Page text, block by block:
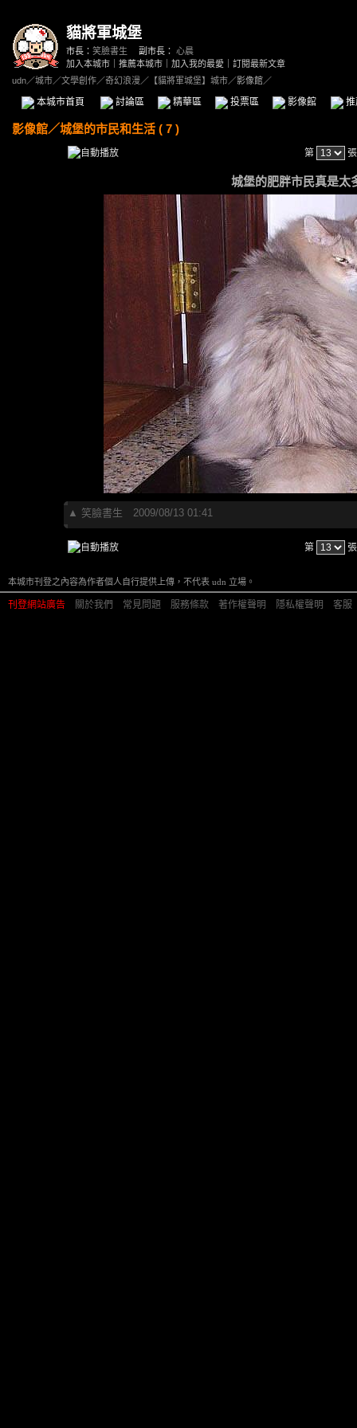
貓將軍城堡
市長： 笑臉書生 副市長： 心晨
加入本城市
推薦本城市 加入我的最愛
訂閱最新文章
udn／城市／文學創作／奇幻浪漫／ 【貓將軍城堡】城市／影像館／
本城市首頁 討論區 精華區 投票區 影像館
影像館／城堡的市民和生活 ( 7 )
第
城堡的肥胖市民真是太
▲ 笑臉書生 2009/08/13 01:41
第
本城市刊登之內容為作者個人自行提供上傳，不代表 udn 立場。
刊登網站廣告 關於我們 常見問題 服務條款 著作權聲明 隱私權聲明 客服